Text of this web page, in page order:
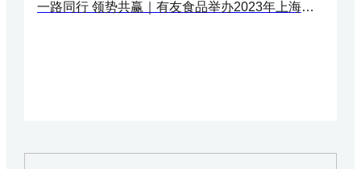
一路同行 领势共赢｜有友食品举办2023年上海重点客户交流活动